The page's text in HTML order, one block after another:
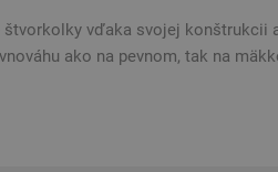
štvorkolky vďaka svojej konštrukcii
ako na pevnom, tak na